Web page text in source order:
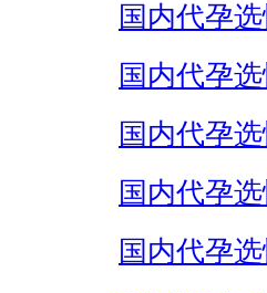
国内代孕
国内代孕
国内代孕
国内代孕
国内代孕